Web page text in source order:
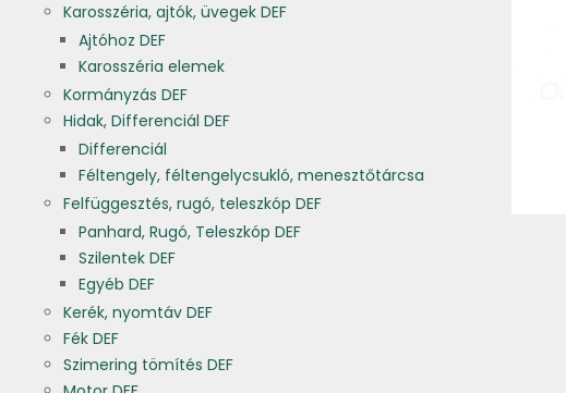
Karosszéria, ajtók, üvegek DEF
Ajtóhoz DEF
Karosszéria elemek
Kormányzás DEF
Hidak, Differenciál DEF
Differenciál
Féltengely, féltengelycsukló, menesztőtárcsa
Felfüggesztés, rugó, teleszkóp DEF
Panhard, Rugó, Teleszkóp DEF
Szilentek DEF
Egyéb DEF
Kerék, nyomtáv DEF
Fék DEF
Szimering tömítés DEF